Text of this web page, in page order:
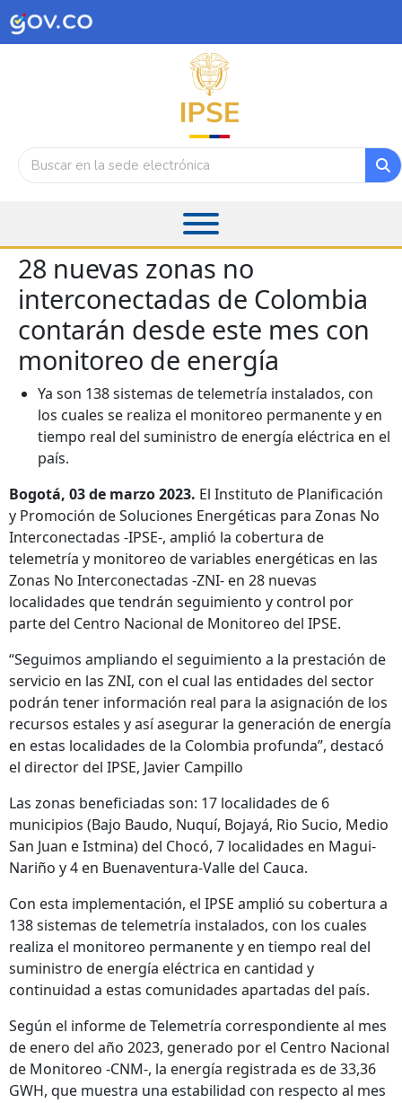
28 nuevas zonas no
interconectadas de Colombia
contarán desde este mes con
monitoreo de energía
Ya son 138 sistemas de telemetría instalados, con
los cuales se realiza el monitoreo permanente y en
tiempo real del suministro de energía eléctrica en el
país.
Bogotá, 03 de marzo 2023. El Instituto de Planificación
y Promoción de Soluciones Energéticas para Zonas No
Interconectadas -IPSE-, amplió la cobertura de
telemetría y monitoreo de variables energéticas en las
Zonas No Interconectadas -ZNI- en 28 nuevas
localidades que tendrán seguimiento y control por
parte del Centro Nacional de Monitoreo del IPSE.
“Seguimos ampliando el seguimiento a la prestación de
servicio en las ZNI, con el cual las entidades del sector
podrán tener información real para la asignación de los
recursos estales y así asegurar la generación de energía
en estas localidades de la Colombia profunda”, destacó
el director del IPSE, Javier Campillo
Las zonas beneficiadas son: 17 localidades de 6
municipios (Bajo Baudo, Nuquí, Bojayá, Rio Sucio, Medio
San Juan e Istmina) del Chocó, 7 localidades en Magui-
Nariño y 4 en Buenaventura-Valle del Cauca.
Con esta implementación, el IPSE amplió su cobertura a
138 sistemas de telemetría instalados, con los cuales
realiza el monitoreo permanente y en tiempo real del
suministro de energía eléctrica en cantidad y
continuidad a estas comunidades apartadas del país.
Según el informe de Telemetría correspondiente al mes
de enero del año 2023, generado por el Centro Nacional
de Monitoreo -CNM-, la energía registrada es de 33,36
GWH, que muestra una estabilidad con respecto al mes